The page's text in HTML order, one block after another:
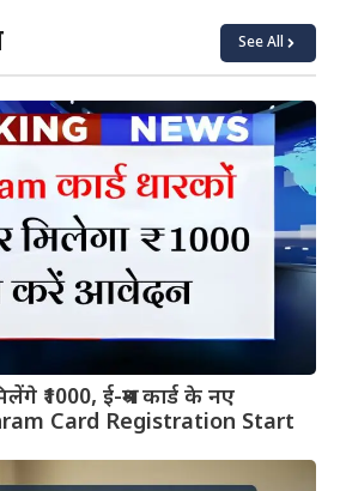
See All
₹1000, ई-श्रम कार्ड के नए
Card Registration Start